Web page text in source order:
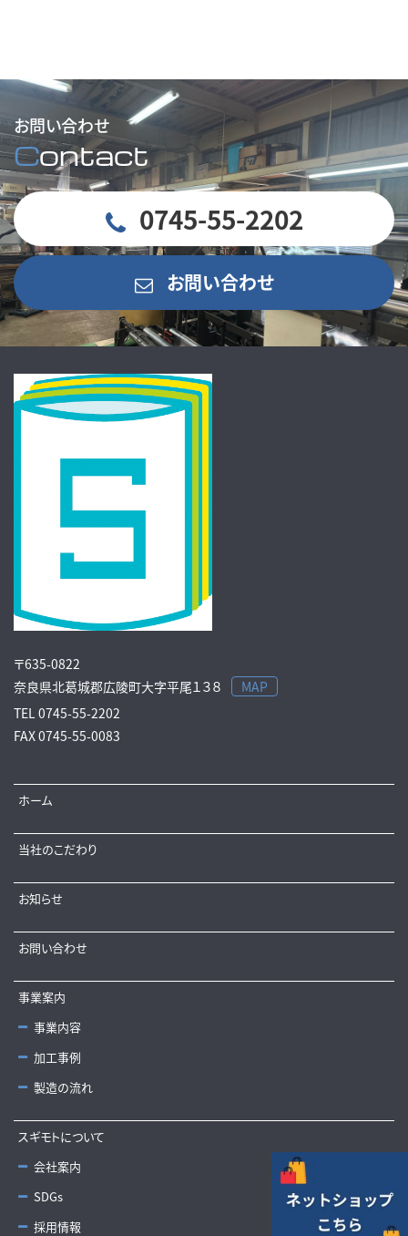
お問い合わせ
Contact
0745-55-2202
お問い合わせ
〒635-0822
奈良県北葛城郡広陵町大字平尾１３８
MAP
TEL 0745-55-2202
FAX0745-55-0083
ホーム
当社のこだわり
お知らせ
お問い合わせ
事業案内
事業内容
加工事例
製造の流れ
スギモトについて
会社案内
SDGs
採用情報